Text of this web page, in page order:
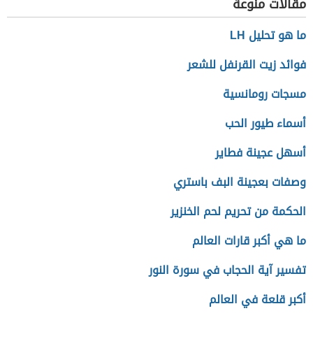
ما هو تحليل LH
فوائد زيت القرنفل للشعر
مسجات رومانسية
أسماء طيور الحب
أسهل عجينة فطاير
وصفات بعجينة البف باستري
الحكمة من تحريم لحم الخنزير
ما هي أكبر قارات العالم
تفسير آية الحجاب في سورة النور
أكبر قلعة في العالم